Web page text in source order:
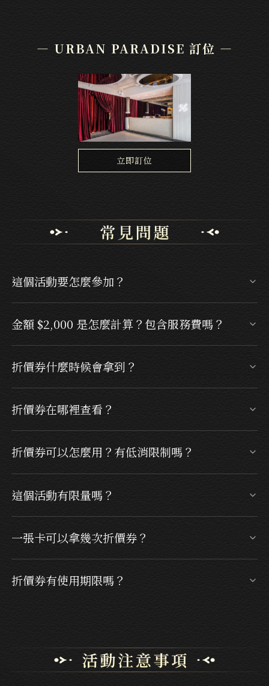
— URBAN PARADISE 訂位 —
信義店 立即訂位
這個活動要怎麼參加？
「中信卡保留位專區」預訂餐廳，並使用中國信
託信用卡單筆消費滿 $2,000，即可於用餐後獲得
$200 折價券。
金額 $2,000 是怎麼計算？包含服務費嗎？
滿 $2,000 即符合門檻。
折價券什麼時候會拿到？
帳戶。
折價券在哪裡查看？
折價券可以怎麼用？有低消限制嗎？
款即可直接折抵，且無最低消費限制。
這個活動有限量嗎？
一張卡可以拿幾次折價券？
折價券有使用期限嗎？
券，最晚須於 2026/7/21 用餐完畢)，逾期恕不補
發。